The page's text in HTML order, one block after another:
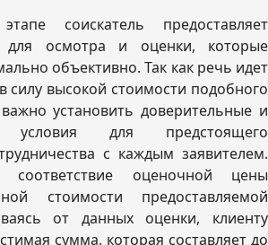
соискатель предоставляет
для осмотра и оценки, которые
объективно. Так как речь идет
высокой стоимости подобного
установить доверительные и
условия для предстоящего
с каждым заявителем.
соответствие оценочной цены
стоимости предоставляемой
от данных оценки, клиенту
сумма, которая составляет до